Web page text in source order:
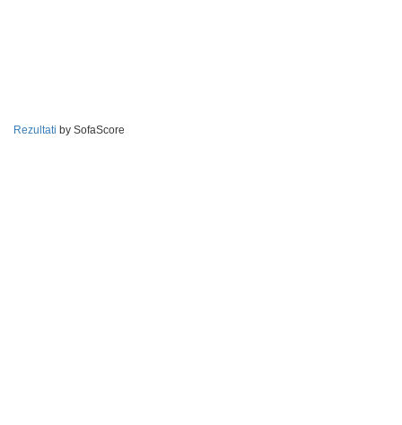
Rezultati by SofaScore